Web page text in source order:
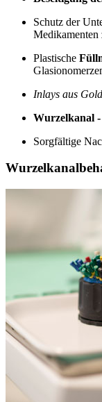
Schutz der
Plastische
Inlays aus
Wurzelkanal
Sorgfältige